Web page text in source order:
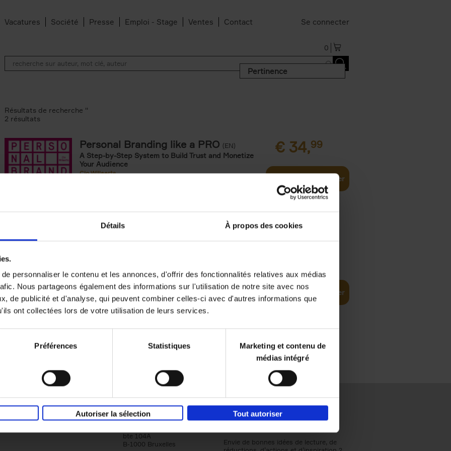
Détails À propos des cookies
personnaliser le contenu et les annonces, d'offrir des fonctionnalités relatives aux médias
Nous partageons également des informations sur l'utilisation de notre site avec nos
de publicité et d'analyse, qui peuvent combiner celles-ci avec d'autres informations que
ont collectées lors de votre utilisation de leurs services.
Préférences Statistiques
Marketing et contenu de
médias intégré
Autoriser la sélection Tout autoriser
Vacatures Société Presse Emploi - Stage Ventes Contact Se connecter
0
Pertinence
filter
Résultats de recherche ''
2 résultats
Personal Branding like a PRO (EN)
A Step-by-Step System to Build Trust and Monetize
Your Audience
Clo Willaerts
€ 34,99
Ajouter au panier
Planning to Promoting
Clo Willaerts
Couverture souple
352 Ajouter au panier
Société
Qui sommes-nous?
Éditions Racine
Tour & Taxis
bte 104A
B-1000 Bruxelles
Envie de bonnes idées de lecture, de